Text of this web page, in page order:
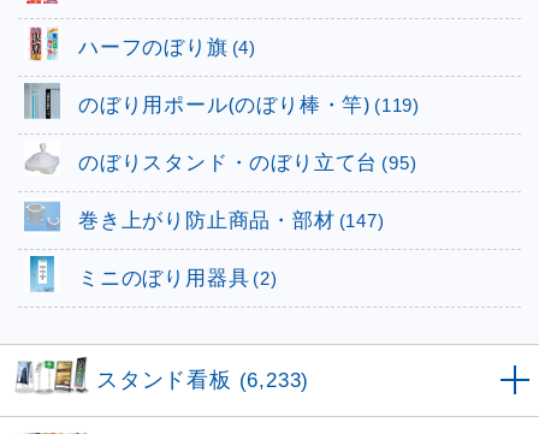
ハーフのぼり旗 (4)
のぼり用ポール(のぼり棒・竿) (119)
のぼりスタンド・のぼり立て台 (95)
巻き上がり防止商品・部材 (147)
ミニのぼり用器具 (2)
スタンド看板 (6,233)